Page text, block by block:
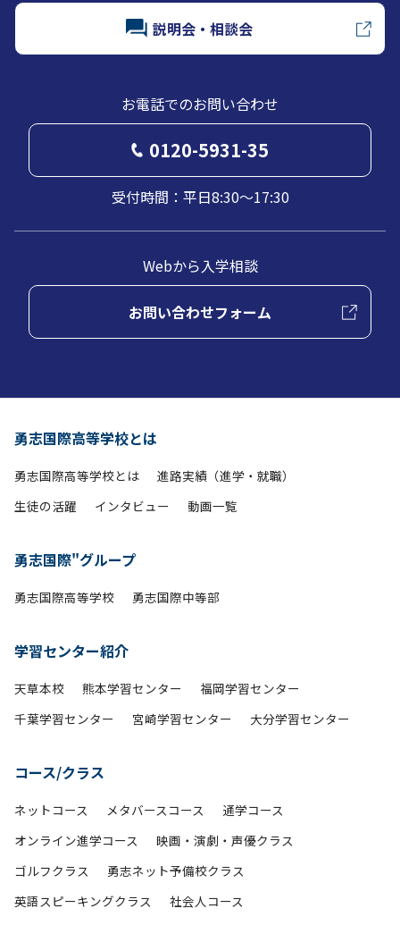
説明会・相談会
お電話でのお問い合わせ
0120-5931-35
受付時間：平日8:30～17:30
Webから入学相談
お問い合わせフォーム
勇志国際高等学校とは
勇志国際高等学校とは
進路実績（進学・就職）
生徒の活躍
インタビュー 動画一覧
勇志国際"グループ
勇志国際高等学校 勇志国際中等部
学習センター紹介
天草本校 熊本学習センター
福岡学習センター
千葉学習センター
宮崎学習センター 大分学習センター
コース/クラス
ネットコース メタバースコース
通学コース
オンライン進学コース
映画・演劇・声優クラス
ゴルフクラス
勇志ネット予備校クラス
英語スピーキングクラス
社会人コース